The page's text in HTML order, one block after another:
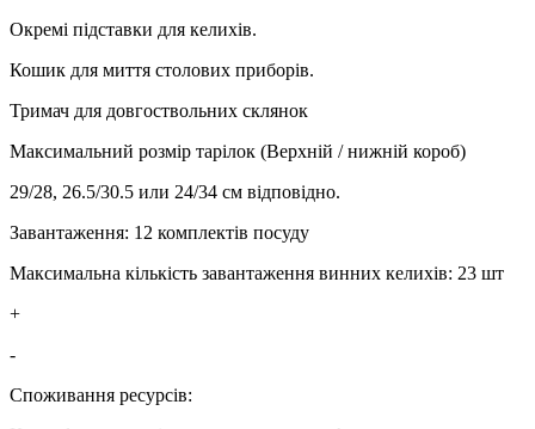
Окремі підставки для келихів.
Кошик для миття столових приборів.
Тримач для довгоствольних склянок
Максимальний розмір тарілок (Верхній / нижній короб)
29/28, 26.5/30.5 или 24/34 см відповідно.
Завантаження: 12 комплектів посуду
Максимальна кількість завантаження винних келихів: 23 шт
+
-
Споживання ресурсів: